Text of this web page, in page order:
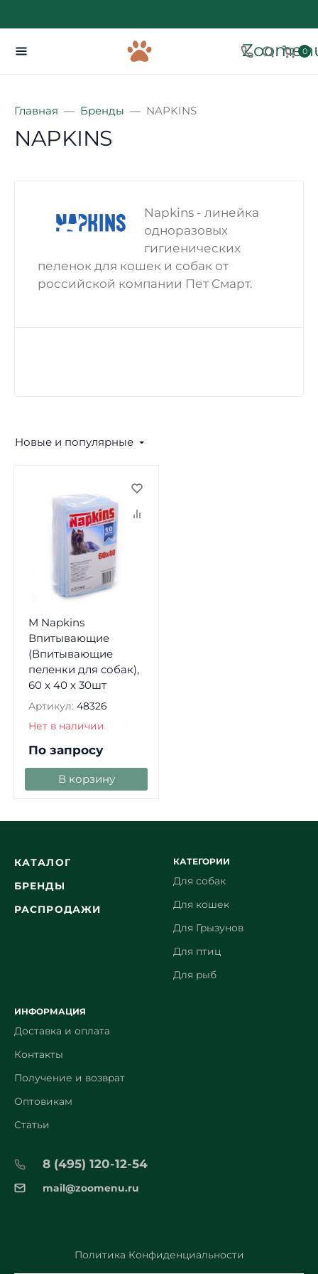
0
Главная Бренды NAPKINS
NAPKINS
Napkins - линейка
одноразовых
гигиенических
пеленок для кошек и собак от
российской компании Пет Смарт.
Новые и популярные
M Napkins
Впитывающие
(Впитывающие
пеленки для собак),
60 х 40 х 30шт
Артикул: 48326
Нет в наличии
По запросу
В корзину
КАТАЛОГ
БРЕНДЫ
РАСПРОДАЖИ
КАТЕГОРИИ
Для собак
Для кошек
Для Грызунов
Для птиц
Для рыб
ИНФОРМАЦИЯ
Доставка и оплата
Контакты
Получение и возврат
Оптовикам
Статьи
8 (495) 120-12-54
mail@zoomenu.ru
Политика Конфиденциальности